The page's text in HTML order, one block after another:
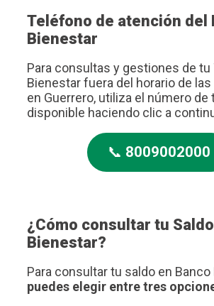
Teléfono de atención del
Bienestar
Para consultas y gestiones de tu
Bienestar fuera del horario de
en Guerrero, utiliza el número
disponible haciendo clic a
📞 8009002000
¿Cómo consultar tu
Bienestar?
Para consultar tu saldo en Banco
puedes elegir entre tres